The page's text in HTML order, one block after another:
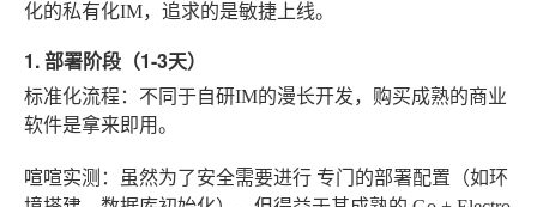
化的私有化IM，追求的是敏捷上线。
1. 部署阶段（1-3天）
标准化流程 ：不同于自研IM的漫长开发，购买成熟的商业
软件是拿来即用。
喧喧实测 ：虽然为了安全需要进行 专门的部署配置 （如环